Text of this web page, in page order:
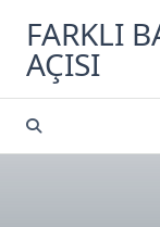
content
FARKLI
AÇISI